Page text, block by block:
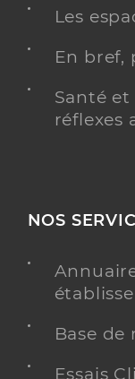
Les
En bref,
Santé
réflexes
NOS
Base
Essais